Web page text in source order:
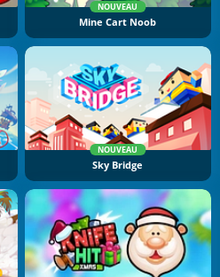
NOUVEAU
Mine Cart Noob
NOUVEAU
Sky Bridge